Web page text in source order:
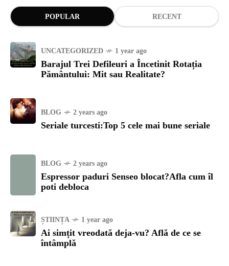
POPULAR RECENT
UNCATEGORIZED 1 year ago
Barajul Trei Defileuri a Încetinit Rotația
Pământului: Mit sau Realitate?
BLOG 2 years ago
Seriale turcesti:Top 5 cele mai bune seriale
BLOG 2 years ago
Espressor paduri Senseo blocat?Afla cum îl
poti debloca
ȘTIINȚA 1 year ago
Ai simțit vreodată deja-vu? Află de ce se
întâmplă